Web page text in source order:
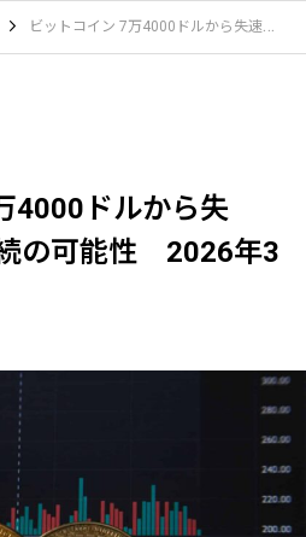
ビットコイン 7万4000ドルから失速 弱気市場継続の可能性 2026年3月6日
4000ドルから失
の可能性 2026年3